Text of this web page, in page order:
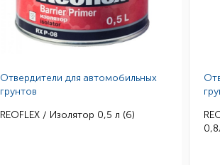
Отвердители для автомобильных
грунтов
REOFLEX / Изолятор 0,5 л (6)